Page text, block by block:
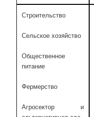
Строительство
Сельское хозяйство
Общественное
питание
Фермерство
Агросектор и